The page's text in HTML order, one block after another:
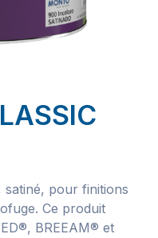
pour finitions
Ce produit
BREEAM® et